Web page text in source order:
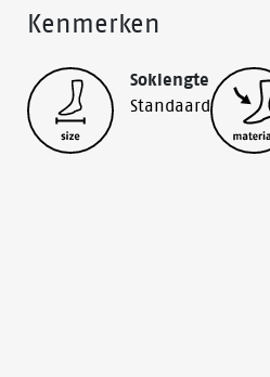
Kenmerken
Soklengte
Standaard